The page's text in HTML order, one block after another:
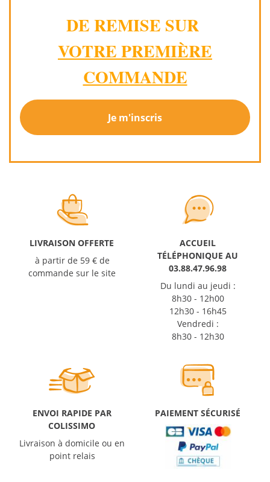
DE REMISE SUR
VOTRE PREMIÈRE
COMMANDE
Je m'inscris
LIVRAISON OFFERTE
à partir de 59 € de
commande sur le site
ACCUEIL
TÉLÉPHONIQUE AU
03.88.47.96.98
Du lundi au jeudi :
8h30 - 12h00
12h30 - 16h45
Vendredi :
8h30 - 12h30
ENVOI RAPIDE PAR
COLISSIMO
Livraison à domicile ou en
point relais
PAIEMENT SÉCURISÉ